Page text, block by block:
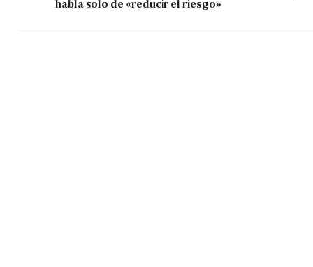
habla solo de «reducir el riesgo»